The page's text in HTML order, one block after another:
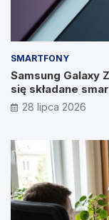
SMARTFONY
Samsung Galaxy
się składane
28 lipca 2026